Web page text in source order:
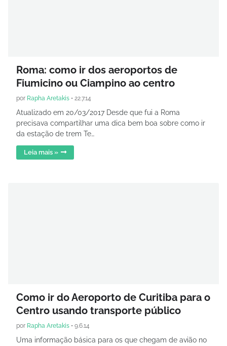
Roma: como ir dos aeroportos de
Fiumicino ou Ciampino ao centro
por Rapha Aretakis • 22.7.14
Atualizado em 20/03/2017 Desde que fui a Roma
precisava compartilhar uma dica bem boa sobre como ir
da estação de trem Te…
Leia mais »
Como ir do Aeroporto de Curitiba para o
Centro usando transporte público
por Rapha Aretakis • 9.6.14
Uma informação básica para os que chegam de avião no